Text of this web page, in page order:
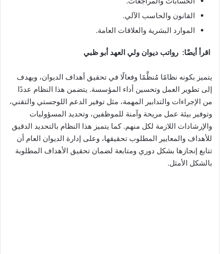
القانون والحاسب الآلي.
الموارد البشرية والعلاقات العامة.
اقرأ أيضًا: رواتب ديوان ولي العهد أبو ظبي
يتميز بكونه نظامًا مُنظَّمًا وفعالًا في تحقيق أهداف الديوان، ويهدف
إلى تطوير العمل وتحسين أداء المؤسسة. يتضمن هذا النظام عددًا
من الإجراءات والتدابير المهمة، مثل توفير الدعم اللوجستي والتقني،
وتوفير بيئة عمل مريحة وآمنة للموظفين، وتحديد المسؤوليات
والإرشادات اللازمة لكل منهم. كما يتميز هذا النظام بالتحديد الدقيق
للأهداف والمعايير المطلوب تحقيقها، وعلى إدارة الديوان العام أن
تتابع إنجازها بشكل دوري ومتابعة لضمان تحقيق الأهداف المطلوبة
بالشكل الأمثل.